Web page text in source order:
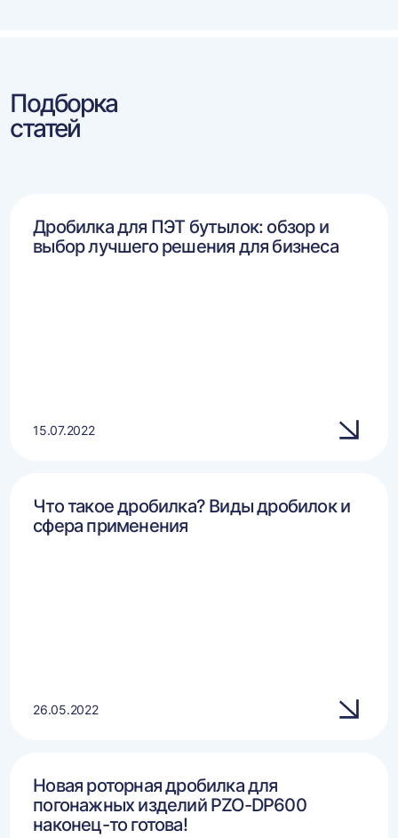
Подборка
статей
Дробилка для ПЭТ бутылок: обзор и
выбор лучшего решения для бизнеса
15.07.2022
Что такое дробилка? Виды дробилок и
сфера применения
26.05.2022
Новая роторная дробилка для
погонажных изделий PZO-DP600
наконец-то готова!